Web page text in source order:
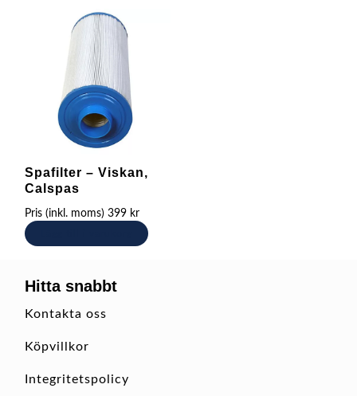
Spafilter – Viskan,
Calspas
Pris (inkl. moms) 399 kr
Hitta snabbt
Kontakta oss
Köpvillkor
Integritetspolicy